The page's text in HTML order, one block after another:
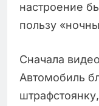
настроение
пользу
Сначала
Автомобиль